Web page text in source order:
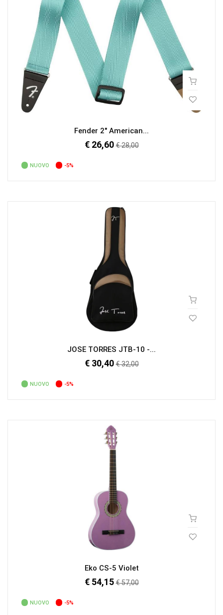
Fender 2" American...
€ 26,60Prezzo
€ 28,00
NUOVO -5%
JOSE TORRES JTB-10 -...
€ 30,40Prezzo
€ 32,00
NUOVO -5%
Eko CS-5 Violet
€ 54,15Prezzo
€ 57,00
NUOVO -5%